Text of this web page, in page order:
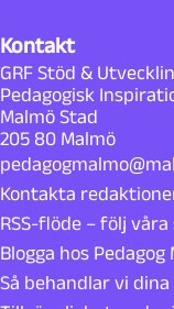
Kontakt
GRF Stöd &
Pedagogisk
Malmö Stad
205 80 Malmö
Kontakta
RSS-flöde – följ
Blogga hos Pedagog
Så behandlar vi